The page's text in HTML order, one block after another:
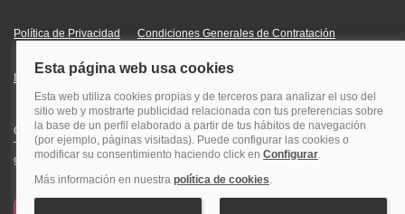
Política de Privacidad Condiciones Generales de Contratación
Información Legal sobre Mercados en Línea
Quehoteles.com - Especialistas en hoteles © Copyright Veturis Travel S.A.
Todos los derechos reservados. Autorización nº I-AV0000879.4 Tel: +34
915759999